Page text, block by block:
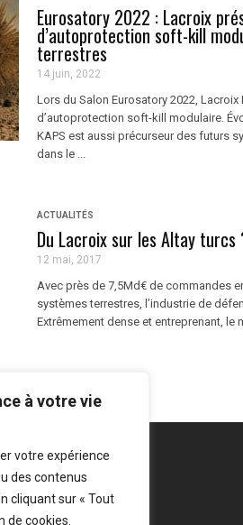
à votre vie
votre expérience
des contenus
cliquant sur « Tout
de cookies.
Eurosatory 2022 : Lacroix
d’autoprotection soft-kill
terrestres
14 juin, 2022
Lors du Salon Eurosatory 2022,
d’autoprotection soft-kill modulaire.
KAPS est aussi précurseur des futurs
dans le ...
ACTUALITÉS
Du Lacroix sur les Altay turcs
12 mai, 2017
Avec près de 7,5Md€ de commandes
systèmes terrestres, l’industrie de
Extrêmement dense et entreprenant, le